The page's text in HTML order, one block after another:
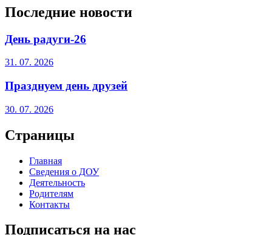
Последние новости
День радуги-26
31. 07. 2026
Празднуем день друзей
30. 07. 2026
Страницы
Главная
Сведения о ДОУ
Деятельность
Родителям
Контакты
Подписаться на нас